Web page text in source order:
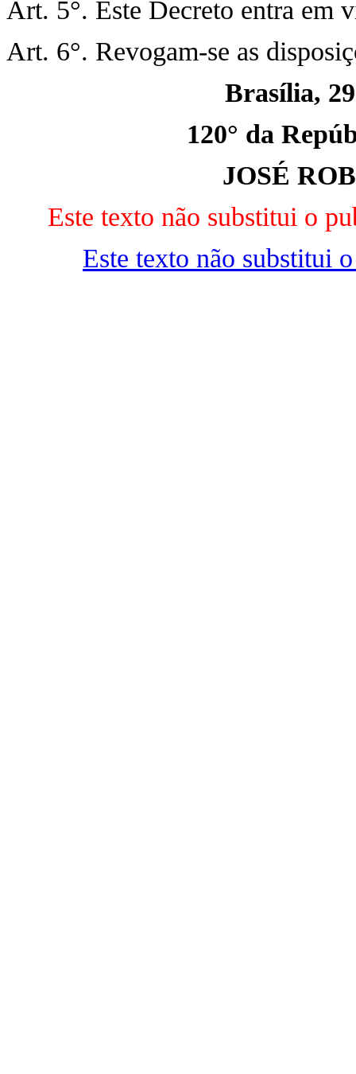
Art. 5°. Este Decreto entra em
Art. 6°. Revogam-se as
Brasília,
120° da
JOSÉ
Este texto não substitui o
Este texto não substitui